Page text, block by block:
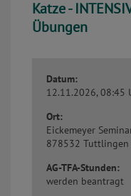
Katze -
Übungen
Datum:
12.11.2026, 08:45
Ort:
Eickemeyer
878532 Tuttlingen
AG-TFA-Stunden:
werden beantragt